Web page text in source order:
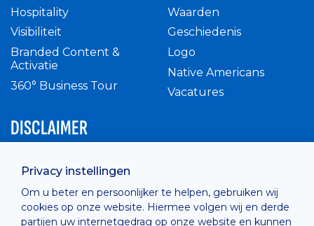
Privacy instellingen
Om u beter en persoonlijker te helpen, gebruiken wij
cookies op onze website. Hiermee volgen wij en derde
partijen uw internetgedrag op onze website en kunnen
Hospitality
Visibiliteit
Branded Content &
Activatie
360° Business Tour
Waarden
Geschiedenis
Logo
Native Americans
Vacatures
DISCLAIMER
Privacy Policy
Cashless
verkoopsvoorwaarden